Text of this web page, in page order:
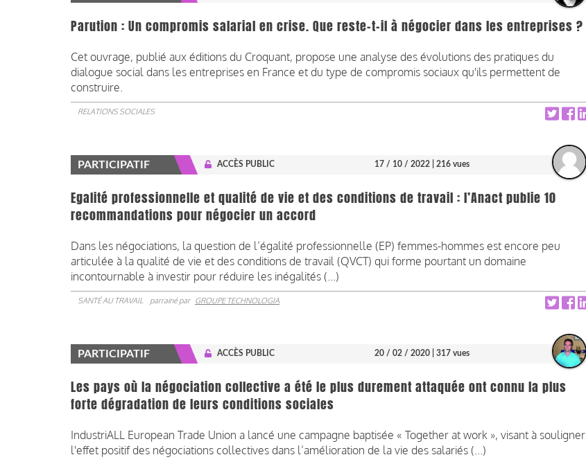
Parution : Un compromis salarial en crise. Que reste-t-il à négocier dans les entreprises ?
Cet ouvrage, publié aux éditions du Croquant, propose une analyse des évolutions des pratiques du
dialogue social dans les entreprises en France et du type de compromis sociaux qu'ils permettent de
construire.
RELATIONS SOCIALES
PARTICIPATIF ACCÈS PUBLIC 17 / 10 / 2022 | 216 vues
Egalité professionnelle et qualité de vie et des conditions de travail : l’Anact publie 10
recommandations pour négocier un accord
Dans les négociations, la question de l’égalité professionnelle (EP) femmes-hommes est encore peu
articulée à la qualité de vie et des conditions de travail (QVCT) qui forme pourtant un domaine
incontournable à investir pour réduire les inégalités (...)
SANTÉ AU TRAVAIL parrainé par GROUPE TECHNOLOGIA
PARTICIPATIF ACCÈS PUBLIC 20 / 02 / 2020 | 317 vues
Les pays où la négociation collective a été le plus durement attaquée ont connu la plus
forte dégradation de leurs conditions sociales
IndustriALL European Trade Union a lancé une campagne baptisée « Together at work », visant à souligner
l'effet positif des négociations collectives dans l’amélioration de la vie des salariés (...)